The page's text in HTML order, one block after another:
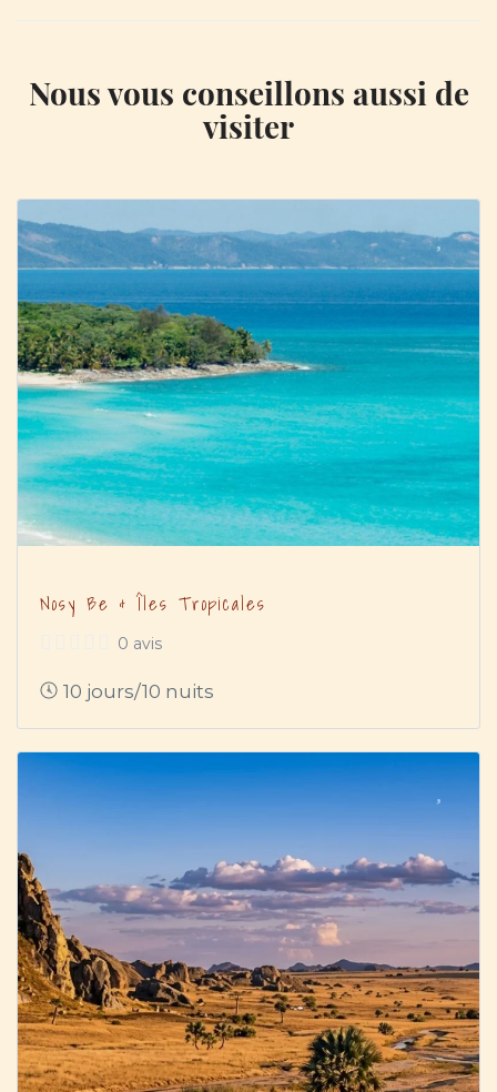
Nous vous conseillons aussi de
visiter
Nosy Be & Îles Tropicales
0 avis
10 jours/10 nuits